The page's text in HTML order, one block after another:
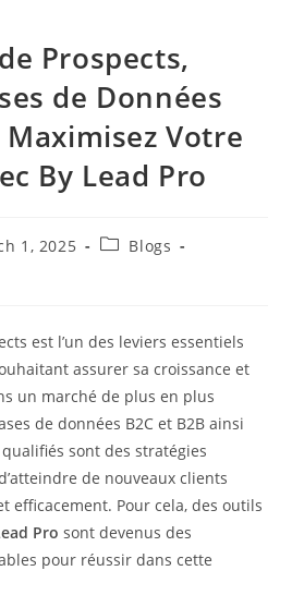
Prospects,
de Données
Maximisez Votre
By Lead Pro
1, 2025
PostBlogs
est l’un des leviers essentiels
assurer sa croissance et
un marché de plus en plus
de données B2C et B2B ainsi
sont des stratégies
de nouveaux clients
efficacement. Pour cela, des outils
Pro sont devenus des
pour réussir dans cette